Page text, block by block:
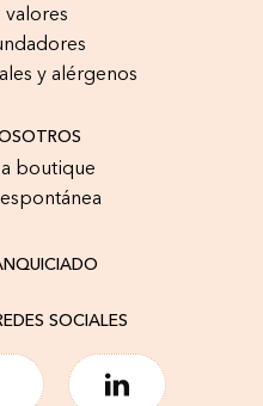
valores
y alérgenos
boutique
SOCIALES